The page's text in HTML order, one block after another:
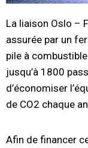
La liaison Oslo –
assurée par un
pile à
jusqu’à 1800
d’économiser
de CO2 chaque
Afin de financer